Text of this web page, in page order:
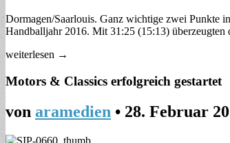
Dormagen/Saarlouis. Ganz wichtige zwei Punkte
Handballjahr 2016. Mit 31:25 (15:13)
weiterlesen →
Motors & Classics erfolgreich gestartet
von aramedien • 28. Februar